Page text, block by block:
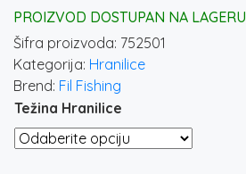
PROIZVOD DOSTUPAN NA LAGERU
Šifra proizvoda: 752501
Kategorija: Hranilice
Brend: Fil Fishing
Težina Hranilice